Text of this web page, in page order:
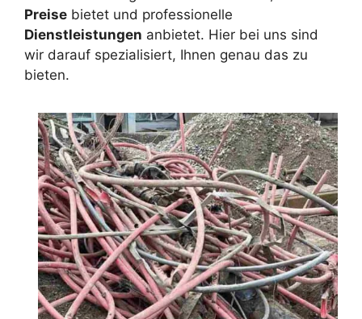
Preise bietet und professionelle
Dienstleistungen anbietet. Hier bei uns sind
wir darauf spezialisiert, Ihnen genau das zu
bieten.